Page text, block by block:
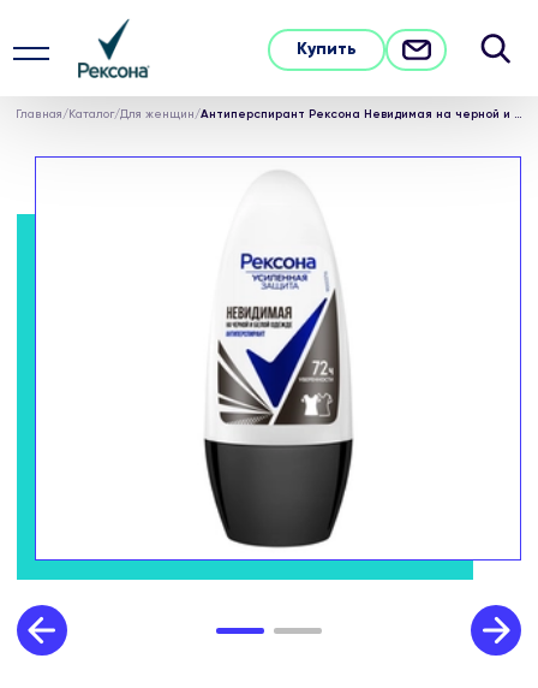
Купить
Главная / Каталог/Для женщин / Антиперспирант Рексона Невидимая на черной и белой одежде 50 мл